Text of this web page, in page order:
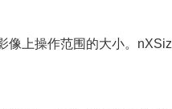
像上操作范围的大小。